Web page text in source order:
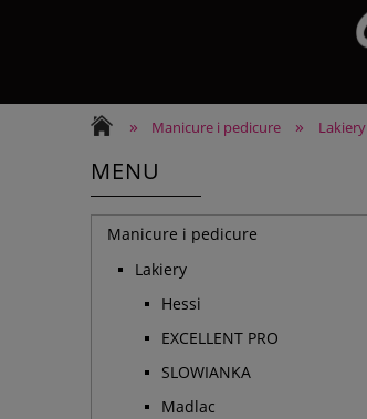
» Manicure i pedicure » Lakiery
MENU
Manicure i pedicure
Lakiery
Hessi
EXCELLENT PRO
SLOWIANKA
Madlac